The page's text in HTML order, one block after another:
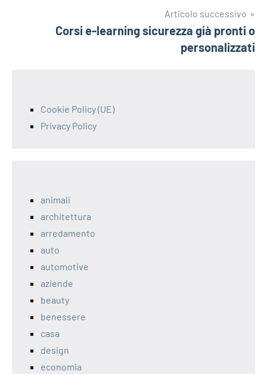
Articolo successivo
Corsi e-learning sicurezza già pronti o
personalizzati
Cookie Policy (UE)
Privacy Policy
animali
architettura
arredamento
auto
automotive
aziende
beauty
benessere
casa
design
economia